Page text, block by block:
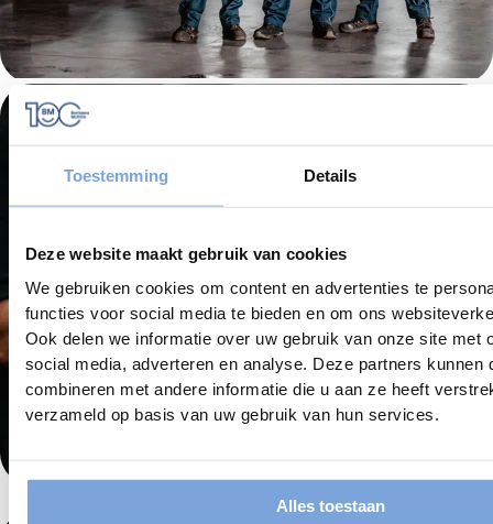
Toestemming Details
Deze website maakt gebruik van cookies
We gebruiken cookies om content en advertenties te
functies voor social media te bieden en om ons
Ook delen we informatie over uw gebruik van onze site met
social media, adverteren en analyse. Deze partners kunnen
combineren met andere informatie die u aan ze heeft
verzameld op basis van uw gebruik van hun services.
Alles toestaan